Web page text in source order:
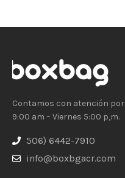
Contamos con atención
9:00 am – Viernes 5:00 p,m.
506) 6442-7910
info@boxbgacr.com